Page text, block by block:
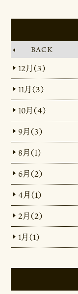
BACK
12月（3）
11月（3）
10月（4）
9月（3）
8月（1）
6月（2）
4月（1）
2月（2）
1月（1）